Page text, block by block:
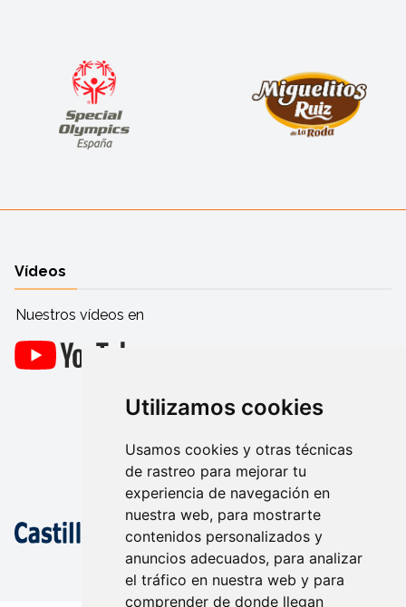
Utilizamos cookies
Usamos cookies y otras técnicas
de rastreo para mejorar tu
experiencia de navegación en
nuestra web, para mostrarte
contenidos personalizados y
anuncios adecuados, para analizar
el tráfico en nuestra web y para
comprender de donde llegan
Vídeos
Nuestros vídeos en